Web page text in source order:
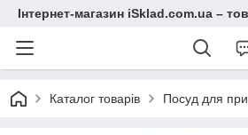
Інтернет-магазин iSklad.com.ua –
Каталог товарів Посуд для